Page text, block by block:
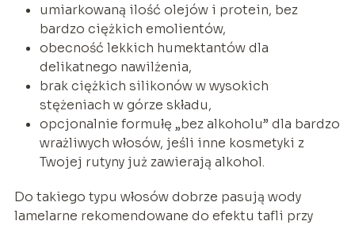
umiarkowaną ilość olejów i protein, bez
bardzo ciężkich emolientów,
obecność lekkich humektantów dla
delikatnego nawilżenia,
brak ciężkich silikonów w wysokich
stężeniach w górze składu,
opcjonalnie formułę „bez alkoholu” dla bardzo
wrażliwych włosów, jeśli inne kosmetyki z
Twojej rutyny już zawierają alkohol.
Do takiego typu włosów dobrze pasują wody
lamelarne rekomendowane do efektu tafli przy